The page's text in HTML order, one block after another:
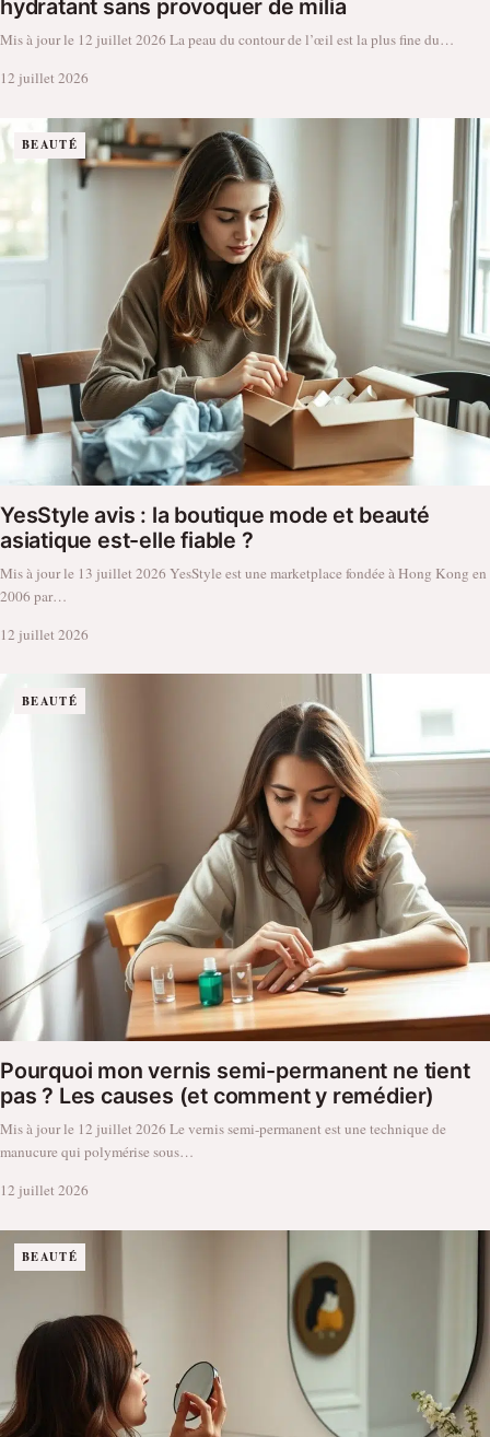
hydratant sans provoquer de milia
Mis à jour le 12 juillet 2026 La peau du contour de l’œil est la plus fine du…
12 juillet 2026
BEAUTÉ
YesStyle avis : la boutique mode et beauté
asiatique est-elle fiable ?
Mis à jour le 13 juillet 2026 YesStyle est une marketplace fondée à Hong Kong en
2006 par…
12 juillet 2026
BEAUTÉ
Pourquoi mon vernis semi-permanent ne tient
pas ? Les causes (et comment y remédier)
Mis à jour le 12 juillet 2026 Le vernis semi-permanent est une technique de
manucure qui polymérise sous…
12 juillet 2026
BEAUTÉ